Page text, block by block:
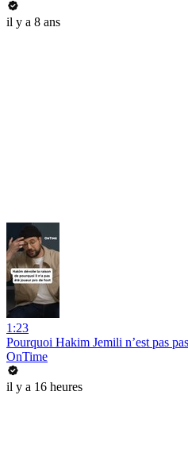
il y a 8 ans
1:23
Pourquoi Hakim Jemili n’est pas
OnTime
il y a 16 heures